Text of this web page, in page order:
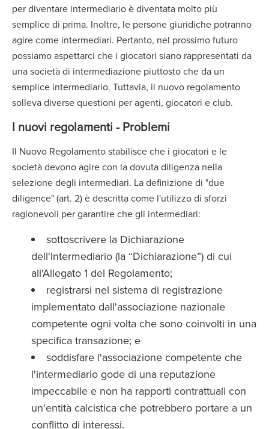
per diventare intermediario è diventata molto più
semplice di prima. Inoltre, le persone giuridiche potranno
agire come intermediari. Pertanto, nel prossimo futuro
possiamo aspettarci che i giocatori siano rappresentati da
una società di intermediazione piuttosto che da un
semplice intermediario. Tuttavia, il nuovo regolamento
solleva diverse questioni per agenti, giocatori e club.
I nuovi regolamenti - Problemi
Il Nuovo Regolamento stabilisce che i giocatori e le
società devono agire con la dovuta diligenza nella
selezione degli intermediari. La definizione di "due
diligence" (art. 2) è descritta come l'utilizzo di sforzi
ragionevoli per garantire che gli intermediari:
sottoscrivere la Dichiarazione
dell'Intermediario (la “Dichiarazione”) di cui
all'Allegato 1 del Regolamento;
registrarsi nel sistema di registrazione
implementato dall'associazione nazionale
competente ogni volta che sono coinvolti in una
specifica transazione; e
soddisfare l'associazione competente che
l'intermediario gode di una reputazione
impeccabile e non ha rapporti contrattuali con
un'entità calcistica che potrebbero portare a un
conflitto di interessi.